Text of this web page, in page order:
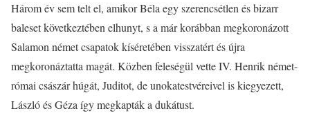
Három év sem telt el, amikor Béla egy szerencsétlen és bizarr
baleset következtében elhunyt, s a már korábban megkoronázott
Salamon német csapatok kíséretében visszatért és újra
megkoronáztatta magát. Közben feleségül vette IV. Henrik német-
római császár húgát, Juditot, de unokatestvéreivel is kiegyezett,
László és Géza így megkapták a dukátust.